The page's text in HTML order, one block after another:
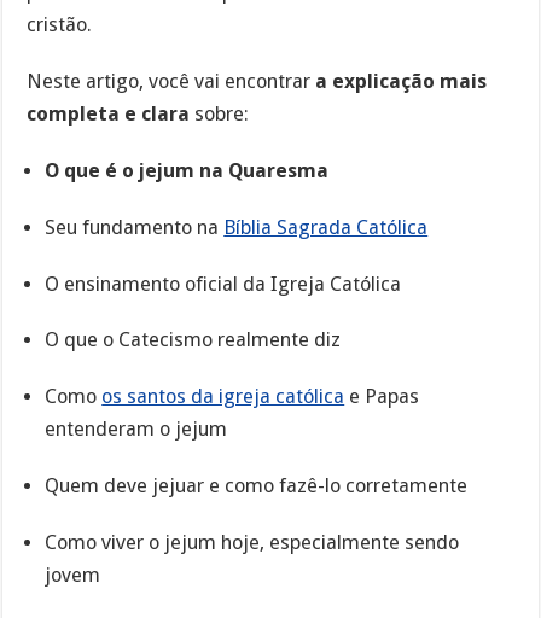
cristão.
Neste artigo, você vai encontrar a explicação mais
completa e clara sobre:
O que é o jejum na Quaresma
Seu fundamento na Bíblia Sagrada Católica
O ensinamento oficial da Igreja Católica
O que o Catecismo realmente diz
Como os santos da igreja católica e Papas
entenderam o jejum
Quem deve jejuar e como fazê-lo corretamente
Como viver o jejum hoje, especialmente sendo
jovem